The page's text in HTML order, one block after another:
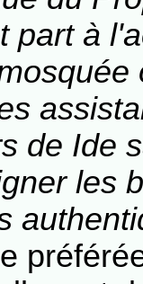
part à
de Ide
les